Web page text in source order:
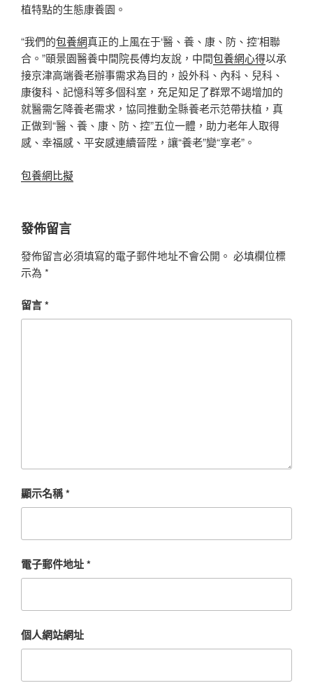
植特點的生態康養園。
“我們的包養網真正的上風在于‘醫、養、康、防、控’相聯
合。”頤景園醫養中間院長傅均友說，中間包養網心得以承
接京津高端養老辦事需求為目的，設外科、內科、兒科、
康復科、記憶科等多個科室，充足知足了群眾不竭增加的
就醫需乞降養老需求，協同推動全縣養老示范帶扶植，真
正做到“醫、養、康、防、控”五位一體，助力老年人取得
感、幸福感、平安感連續晉陞，讓“養老”變“享老”。
包養網比擬
發佈留言
發佈留言必須填寫的電子郵件地址不會公開。 必填欄位標
示為 *
留言*
顯示名稱*
電子郵件地址*
個人網站網址